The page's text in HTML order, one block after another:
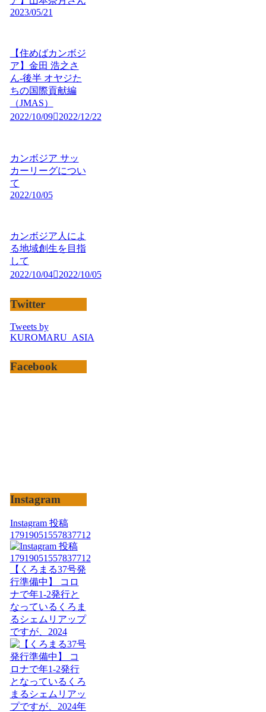
2023/05/21
【住めばカンボジ
ア】金田 浩之さ
ん-後半 オヤジた
ちの国際貢献編
（JMAS）
2022/10/09
2022/12/22
カンボジア サッ
カーリーグについ
て
2022/10/05
カンボジア人によ
る地域創生を目指
して
2022/10/04
2022/10/05
Twitter
Tweets by
KUROMARU_ASIA
Facebook
Instagram
Instagram 投稿
17919051557837712
【くろまる37号発
行準備中】 コロ
ナで年1-2発行と
なっているくろま
るシェムリアップ
ですが、2024